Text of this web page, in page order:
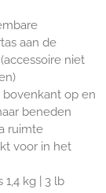
aan de
niet
bovenkant op en
beneden
ruimte
voor in het
kg | 3 lb